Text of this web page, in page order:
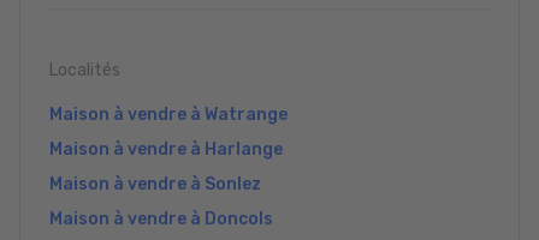
Localités
Maison à vendre à Watrange
Maison à vendre à Harlange
Maison à vendre à Sonlez
Maison à vendre à Doncols